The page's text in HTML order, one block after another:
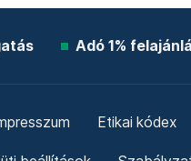
Adó 1%
Etikai kódex